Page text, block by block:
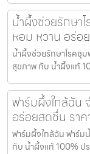
น้ำผึ้งช่วยรักษา
หอม หวาน อร่อ
น้ำผึ้งช่วยรักษาโรคชุ
สุขภาพ กับ น้ำผึ้งแท้
ฟาร์มผึ้งใกล้ฉัน
อร่อยสดชื่น รา
ฟาร์มผึ้งใกล้ฉัน ฟาร์ม
กับ น้ำผึ้งแท้ 100% ป